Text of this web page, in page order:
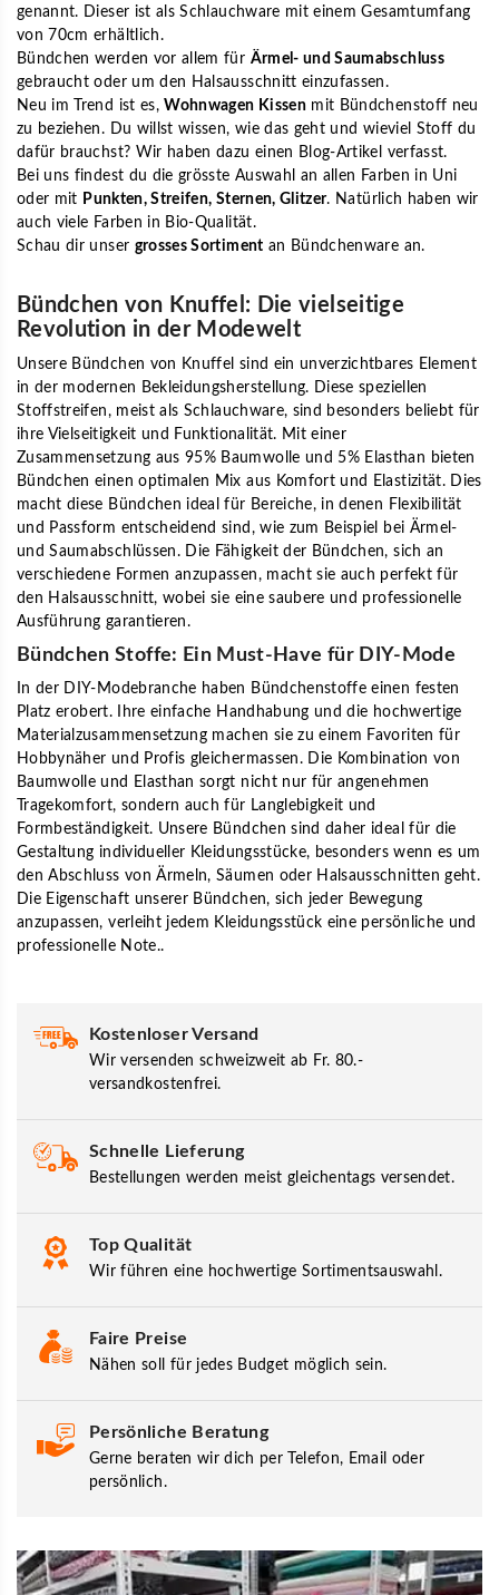
genannt. Dieser ist als Schlauchware mit einem Gesamtumfang
von 70cm erhältlich.
Bündchen werden vor allem für Ärmel- und Saumabschluss
gebraucht oder um den Halsausschnitt einzufassen.
Neu im Trend ist es,Wohnwagen Kissenmit Bündchenstoff neu
zu beziehen. Du willst wissen, wie das geht und wieviel Stoff du
dafür brauchst? Wir haben dazu einen Blog-Artikel verfasst.
Bei uns findest du die grösste Auswahl an allen Farben in Uni
oder mit Punkten, Streifen, Sternen, Glitzer. Natürlich haben wir
auch viele Farben in Bio-Qualität.
Schau dir unser grosses Sortiment an Bündchenware an.
Bündchen von Knuffel: Die vielseitige
Revolution in der Modewelt
Unsere Bündchen von Knuffel sind ein unverzichtbares Element
in der modernen Bekleidungsherstellung. Diese speziellen
Stoffstreifen, meist als Schlauchware, sind besonders beliebt für
ihre Vielseitigkeit und Funktionalität. Mit einer
Zusammensetzung aus 95% Baumwolle und 5% Elasthan bieten
Bündchen einen optimalen Mix aus Komfort und Elastizität. Dies
macht diese Bündchen ideal für Bereiche, in denen Flexibilität
und Passform entscheidend sind, wie zum Beispiel bei Ärmel-
und Saumabschlüssen. Die Fähigkeit der Bündchen, sich an
verschiedene Formen anzupassen, macht sie auch perfekt für
den Halsausschnitt, wobei sie eine saubere und professionelle
Ausführung garantieren.
Bündchen Stoffe: Ein Must-Have für DIY-Mode
In der DIY-Modebranche haben Bündchenstoffe einen festen
Platz erobert. Ihre einfache Handhabung und die hochwertige
Materialzusammensetzung machen sie zu einem Favoriten für
Hobbynäher und Profis gleichermassen. Die Kombination von
Baumwolle und Elasthan sorgt nicht nur für angenehmen
Tragekomfort, sondern auch für Langlebigkeit und
Formbeständigkeit. Unsere Bündchen sind daher ideal für die
Gestaltung individueller Kleidungsstücke, besonders wenn es um
den Abschluss von Ärmeln, Säumen oder Halsausschnitten geht.
Die Eigenschaft unserer Bündchen, sich jeder Bewegung
anzupassen, verleiht jedem Kleidungsstück eine persönliche und
professionelle Note..
Kostenloser Versand
Wir versenden schweizweit ab Fr. 80.-
versandkostenfrei.
Schnelle Lieferung
Bestellungen werden meist gleichentags versendet.
Top Qualität
Wir führen eine hochwertige Sortimentsauswahl.
Faire Preise
Nähen soll für jedes Budget möglich sein.
Persönliche Beratung
Gerne beraten wir dich per Telefon, Email oder
persönlich.